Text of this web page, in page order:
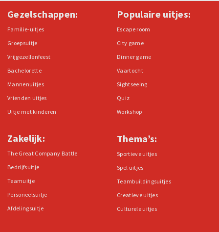
Gezelschappen:
Familie-uitjes
Groepsuitje
Vrijgezellenfeest
Bachelorette
Mannenuitjes
Vrienden uitjes
Uitje met kinderen
Zakelijk:
The Great Company Battle
Bedrijfsuitje
Teamuitje
Personeelsuitje
Afdelingsuitje
Populaire uitjes:
Escape room
City game
Dinner game
Vaartocht
Sightseeing
Quiz
Workshop
Thema’s:
Sportieve uitjes
Spel uitjes
Teambuildingsuitjes
Creatieve uitjes
Culturele uitjes